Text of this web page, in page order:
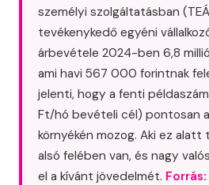
személyi szolgáltatásban
tevékenykedő egyéni
árbevétele 2024-ben 6,8
ami havi 567 000 forintnak
jelenti, hogy a fenti
Ft/hó bevételi cél) pontosan
környékén mozog. Aki ez alatt
alsó felében van, és nagy
el a kívánt jövedelmét.